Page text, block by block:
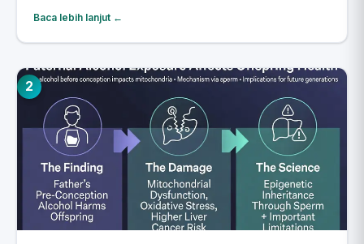
Baca lebih lanjut ←
2